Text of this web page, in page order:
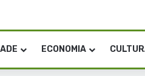
ECONOMIA